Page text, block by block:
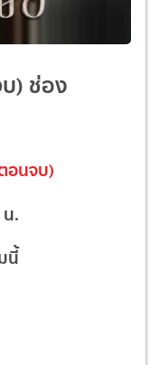
) ช่อง
อนจบ)
.
นี้